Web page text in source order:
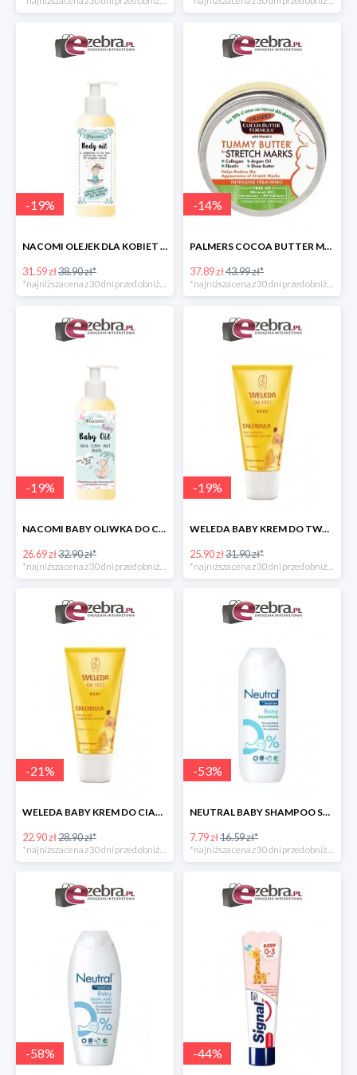
-19%
NACOMI OLEJEK DLA KOBIET W CIĄŻY NA ROZSTĘPY
31.59 zł38.90 zł*
-14%
PALMERS COCOA BUTTER MASŁO DO PIELĘGNACJI BRZUCHA W CIĄŻY
37.89 zł43.99 zł*
-19%
NACOMI BABY OLIWKA DO CIAŁA I KĄPIELI DLA DZIECI
26.69 zł32.90 zł*
*najniższa cena z 30 dni przed obniżką
-19%
WELEDA BABY KREM DO TWARZY DLA NIEMOWLĄT Z NAGIETKIEM
25.90 zł31.90 zł*
*najniższa cena z 30 dni przed obniżką
-21%
WELEDA BABY KREM DO CIAŁA DLA NIEMOWLĄT Z NAGIETKIEM
22.90 zł28.90 zł*
-53%
NEUTRAL BABY SHAMPOO SZAMPON DO WŁOSÓW DLA DZIECI
7.79 zł16.59 zł*
-58% -44%